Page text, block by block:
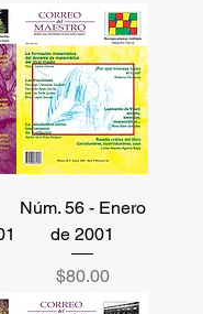
Núm. 56 - Enero
de 2001
Precio
$80.00